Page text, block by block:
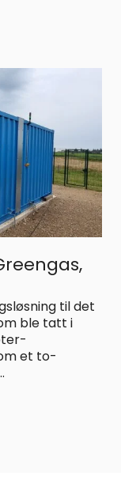
til det
ble tatt i
et to-